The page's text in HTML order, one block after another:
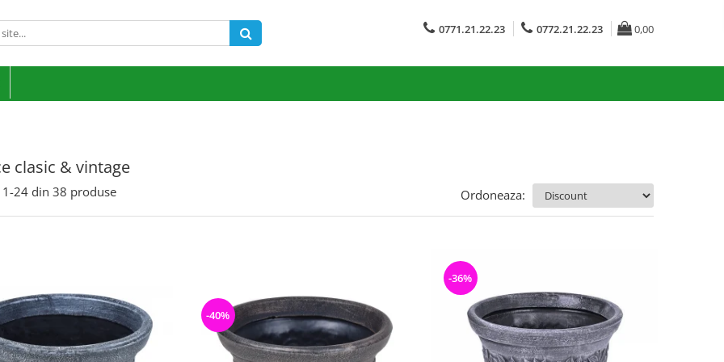
0771.21.22.23 0772.21.22.23 0,00
clasic & vintage
1-24 din 38 produse Ordoneaza:
-40%
-36%